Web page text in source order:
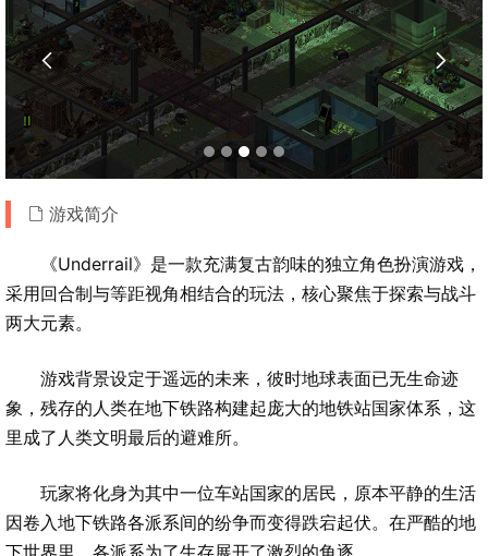
 
游戏简介
《Underrail》是一款充满复古韵味的独立角色扮演游戏，
采用回合制与等距视角相结合的玩法，核心聚焦于探索与战斗
两大元素。
游戏背景设定于遥远的未来，彼时地球表面已无生命迹
象，残存的人类在地下铁路构建起庞大的地铁站国家体系，这
里成了人类文明最后的避难所。
玩家将化身为其中一位车站国家的居民，原本平静的生活
因卷入地下铁路各派系间的纷争而变得跌宕起伏。在严酷的地
下世界里，各派系为了生存展开了激烈的角逐。